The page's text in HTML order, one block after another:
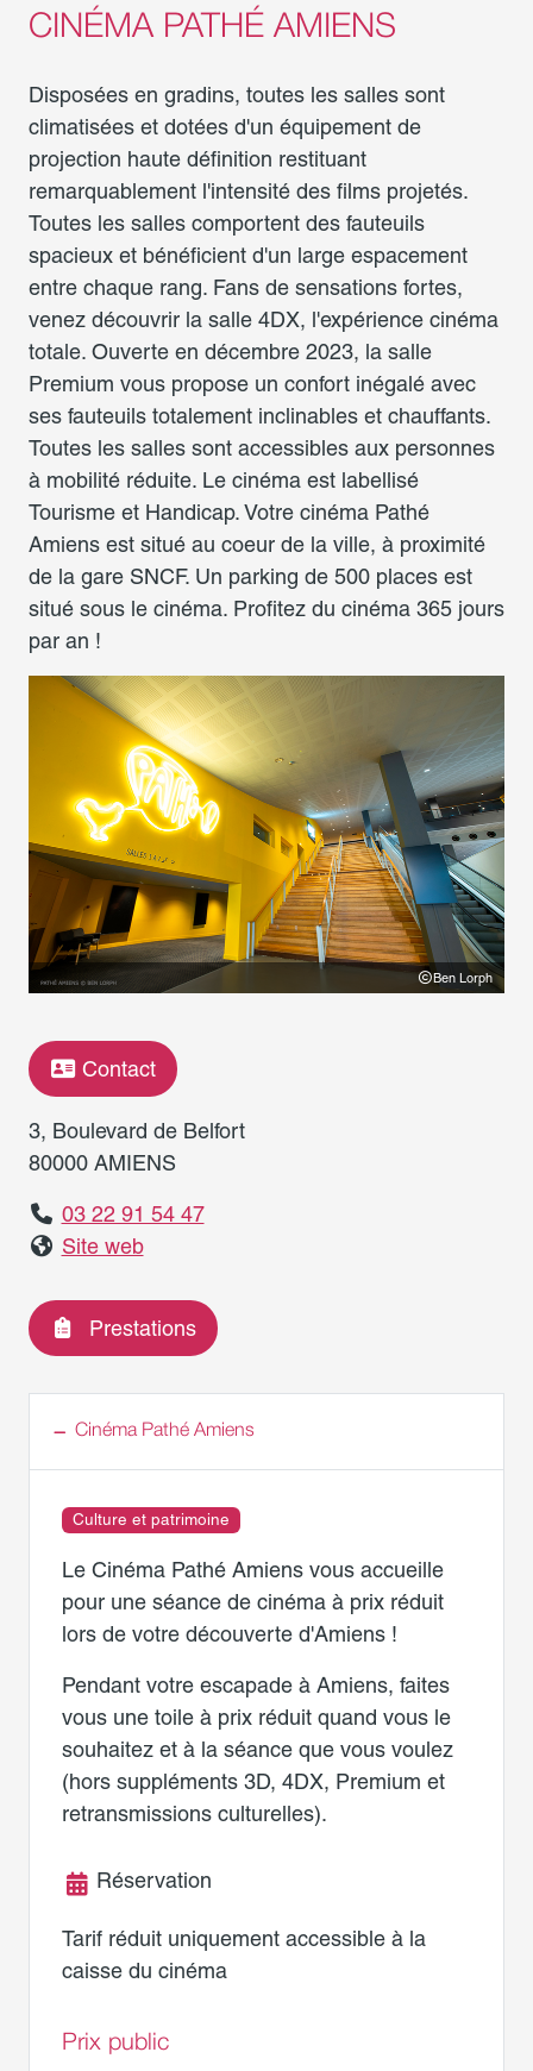
CINÉMA PATHÉ AMIENS
Disposées en gradins, toutes les salles sont
climatisées et dotées d'un équipement de
projection haute définition restituant
remarquablement l'intensité des films projetés.
Toutes les salles comportent des fauteuils
spacieux et bénéficient d'un large espacement
entre chaque rang. Fans de sensations fortes,
venez découvrir la salle 4DX, l'expérience cinéma
totale. Ouverte en décembre 2023, la salle
Premium vous propose un confort inégalé avec
ses fauteuils totalement inclinables et chauffants.
Toutes les salles sont accessibles aux personnes
à mobilité réduite. Le cinéma est labellisé
Tourisme et Handicap. Votre cinéma Pathé
Amiens est situé au coeur de la ville, à proximité
de la gare SNCF. Un parking de 500 places est
situé sous le cinéma. Profitez du cinéma 365 jours
par an !
Ben Lorph
Contact
3, Boulevard de Belfort
80000 AMIENS
03 22 91 54 47
Site web
Prestations
Cinéma Pathé Amiens
Culture et patrimoine
Le Cinéma Pathé Amiens vous accueille
pour une séance de cinéma à prix réduit
lors de votre découverte d'Amiens !
Pendant votre escapade à Amiens, faites
vous une toile à prix réduit quand vous le
souhaitez et à la séance que vous voulez
(hors suppléments 3D, 4DX, Premium et
retransmissions culturelles).
Réservation
Tarif réduit uniquement accessible à la
caisse du cinéma
Prix public